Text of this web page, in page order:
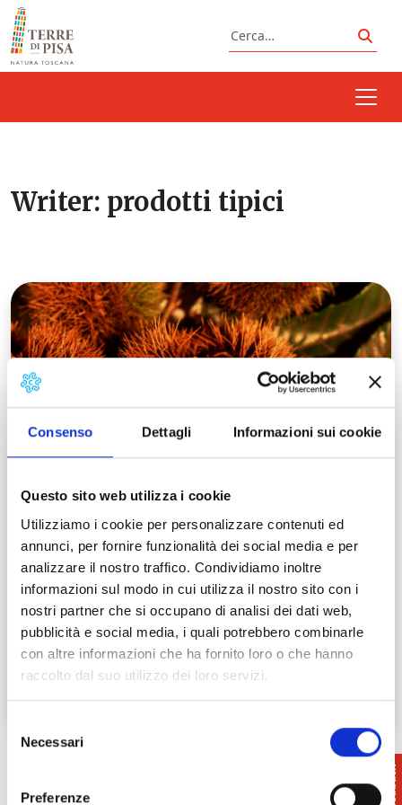
Consenso Dettagli Informazioni sui cookie
Questo sito web utilizza i cookie
Utilizziamo i cookie per personalizzare contenuti ed
annunci, per fornire funzionalità dei social media e per
analizzare il nostro traffico. Condividiamo inoltre
informazioni sul modo in cui utilizza il nostro sito con i
nostri partner che si occupano di analisi dei dati web,
pubblicità e social media, i quali potrebbero combinarle
con altre informazioni che ha fornito loro o che hanno
raccolto dal suo utilizzo dei loro servizi.
delNecessari
Preferenze
Vai al contenuto
Cerca
Writer: prodotti tipici
autunno
Nelle Terre di Pisa il territorio caratterizzato
da pianure e dolci colline si fa in alcune zone
più montuoso, raggiungendo…
Leggi tutto →